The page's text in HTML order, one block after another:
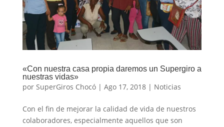
«Con nuestra casa propia daremos un Supergiro a
nuestras vidas»
por SuperGiros Chocó| Ago 17, 2018| Noticias
Con el fin de mejorar la calidad de vida de nuestros
colaboradores, especialmente aquellos que son